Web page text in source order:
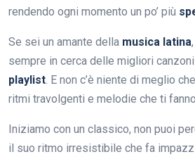
rendendo ogni momento un po’ più
Se sei un amante della musica latina
sempre in cerca delle migliori
playlist. E non c’è niente di meglio
ritmi travolgenti e melodie che ti
Iniziamo con un classico, non puoi
il suo ritmo irresistibile che fa